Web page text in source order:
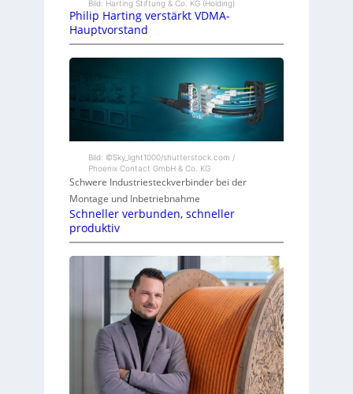
Bild: Harting Stiftung & Co. KG (Holding)
Philip Harting verstärkt VDMA-
Hauptvorstand
Bild: ©Sky_light1000/shutterstock.com /
Phoenix Contact GmbH & Co. KG
Schwere Industriesteckverbinder bei der
Montage und Inbetriebnahme
Schneller verbunden, schneller
produktiv